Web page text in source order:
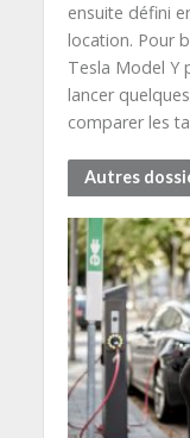
ensuite défini
location. Pour
Tesla Model Y
lancer
comparer les
Autres